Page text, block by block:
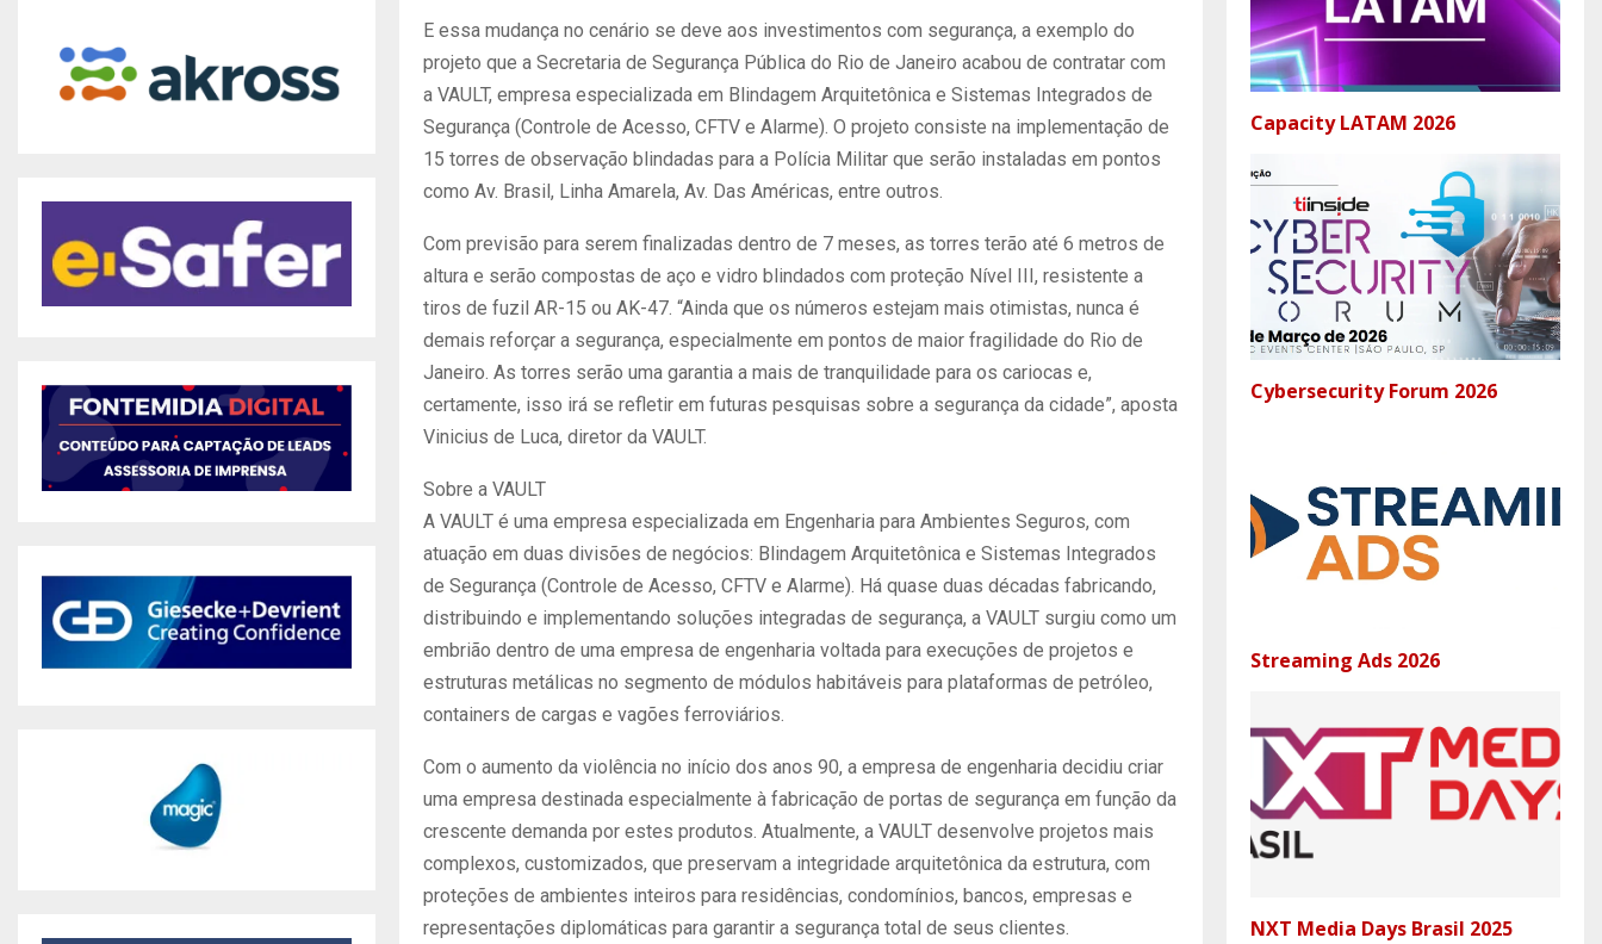
E essa mudança no cenário se deve aos investimentos com segurança, a exemplo do
projeto que a Secretaria de Segurança Pública do Rio de Janeiro acabou de contratar com
a VAULT, empresa especializada em Blindagem Arquitetônica e Sistemas Integrados de
Segurança (Controle de Acesso, CFTV e Alarme). O projeto consiste na implementação de
15 torres de observação blindadas para a Polícia Militar que serão instaladas em pontos
como Av. Brasil, Linha Amarela, Av. Das Américas, entre outros.
Com previsão para serem finalizadas dentro de 7 meses, as torres terão até 6 metros de
altura e serão compostas de aço e vidro blindados com proteção Nível III, resistente a
tiros de fuzil AR-15 ou AK-47. “Ainda que os números estejam mais otimistas, nunca é
demais reforçar a segurança, especialmente em pontos de maior fragilidade do Rio de
Janeiro. As torres serão uma garantia a mais de tranquilidade para os cariocas e,
certamente, isso irá se refletir em futuras pesquisas sobre a segurança da cidade”, aposta
Vinicius de Luca, diretor da VAULT.
Sobre a VAULT
A VAULT é uma empresa especializada em Engenharia para Ambientes Seguros, com
atuação em duas divisões de negócios: Blindagem Arquitetônica e Sistemas Integrados
de Segurança (Controle de Acesso, CFTV e Alarme). Há quase duas décadas fabricando,
distribuindo e implementando soluções integradas de segurança, a VAULT surgiu como um
embrião dentro de uma empresa de engenharia voltada para execuções de projetos e
estruturas metálicas no segmento de módulos habitáveis para plataformas de petróleo,
containers de cargas e vagões ferroviários.
Com o aumento da violência no início dos anos 90, a empresa de engenharia decidiu criar
uma empresa destinada especialmente à fabricação de portas de segurança em função da
crescente demanda por estes produtos. Atualmente, a VAULT desenvolve projetos mais
complexos, customizados, que preservam a integridade arquitetônica da estrutura, com
proteções de ambientes inteiros para residências, condomínios, bancos, empresas e
representações diplomáticas para garantir a segurança total de seus clientes.
Capacity LATAM 2026
Cybersecurity Forum 2026
Streaming Ads 2026
NXT Media Days Brasil 2025